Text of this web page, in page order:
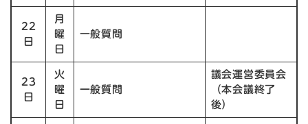
22
日
月
曜
日
一般質問
23
日
火
曜
日
一般質問
議会運営委員会
（本会議終了
後）